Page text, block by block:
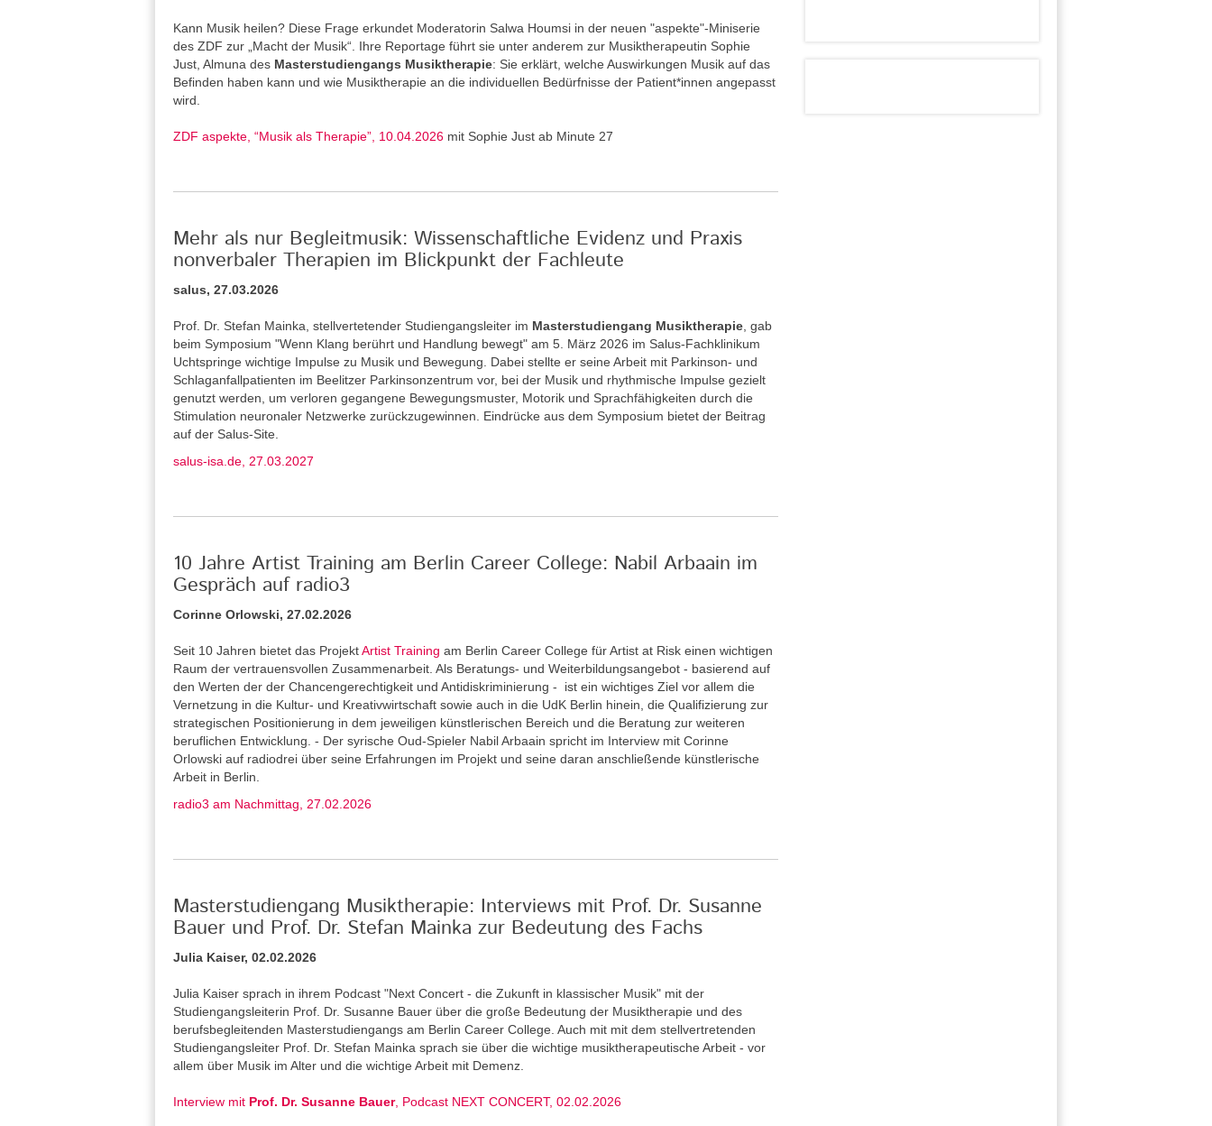
Kann Musik heilen? Diese Frage erkundet Moderatorin Salwa Houmsi in der neuen "aspekte"-Miniserie
des ZDF zur „Macht der Musik“. Ihre Reportage führt sie unter anderem zur Musiktherapeutin Sophie
Just, Almuna des Masterstudiengangs Musiktherapie: Sie erklärt, welche Auswirkungen Musik auf das
Befinden haben kann und wie Musiktherapie an die individuellen Bedürfnisse der Patient*innen angepasst
wird.
ZDF aspekte, “Musik als Therapie”, 10.04.2026 mit Sophie Just ab Minute 27
Mehr als nur Begleitmusik: Wissenschaftliche Evidenz und Praxis
nonverbaler Therapien im Blickpunkt der Fachleute
salus, 27.03.2026
Prof. Dr. Stefan Mainka, stellvertetender Studiengangsleiter im Masterstudiengang Musiktherapie , gab
beim Symposium "Wenn Klang berührt und Handlung bewegt" am 5. März 2026 im Salus-Fachklinikum
Uchtspringe wichtige Impulse zu Musik und Bewegung. Dabei stellte er seine Arbeit mit Parkinson- und
Schlaganfallpatienten im Beelitzer Parkinsonzentrum vor, bei der Musik und rhythmische Impulse gezielt
genutzt werden, um verloren gegangene Bewegungsmuster, Motorik und Sprachfähigkeiten durch die
Stimulation neuronaler Netzwerke zurückzugewinnen. Eindrücke aus dem Symposium bietet der Beitrag
auf der Salus-Site.
salus-isa.de, 27.03.2027
10 Jahre Artist Training am Berlin Career College: Nabil Arbaain im
Gespräch auf radio3
Corinne Orlowski, 27.02.2026
Seit 10 Jahren bietet das ProjektArtist Training am Berlin Career College für Artist at Risk einen wichtigen
Raum der vertrauensvollen Zusammenarbeit. Als Beratungs- und Weiterbildungsangebot - basierend auf
den Werten der der Chancengerechtigkeit und Antidiskriminierung - ist ein wichtiges Ziel vor allem die
Vernetzung in die Kultur- und Kreativwirtschaft sowie auch in die UdK Berlin hinein, die Qualifizierung zur
strategischen Positionierung in dem jeweiligen künstlerischen Bereich und die Beratung zur weiteren
beruflichen Entwicklung. - Der syrische Oud-Spieler Nabil Arbaain spricht im Interview mit Corinne
Orlowski auf radiodrei über seine Erfahrungen im Projekt und seine daran anschließende künstlerische
Arbeit in Berlin.
radio3 am Nachmittag, 27.02.2026
Masterstudiengang Musiktherapie: Interviews mit Prof. Dr. Susanne
Bauer und Prof. Dr. Stefan Mainka zur Bedeutung des Fachs
Julia Kaiser, 02.02.2026
Julia Kaiser sprach in ihrem Podcast "Next Concert - die Zukunft in klassischer Musik" mit der
Studiengangsleiterin Prof. Dr. Susanne Bauer über die große Bedeutung der Musiktherapie und des
berufsbegleitenden Masterstudiengangs am Berlin Career College. Auch mit mit dem stellvertretenden
Studiengangsleiter Prof. Dr. Stefan Mainka sprach sie über die wichtige musiktherapeutische Arbeit - vor
allem über Musik im Alter und die wichtige Arbeit mit Demenz.
Interview mit Prof. Dr. Susanne Bauer, Podcast NEXT CONCERT, 02.02.2026